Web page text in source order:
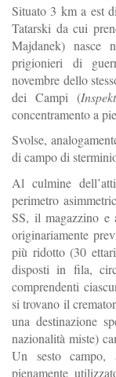
Situato 3 km a est
Tatarski da cui
Majdanek) nasce
prigionieri di
novembre dello
dei Campi (
concentramento a
Svolse,
di campo di
Al culmine
perimetro
SS, il magazzino e
originariamente
più ridotto (30
disposti in fila,
comprendenti
si trovano il
una destinazione
nazionalità miste)
Un sesto campo,
pienamente